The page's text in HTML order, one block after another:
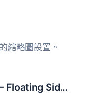
縮略圖設置。
WP Sticky Sidebar – Floating Sidebar On Scroll for Any Theme